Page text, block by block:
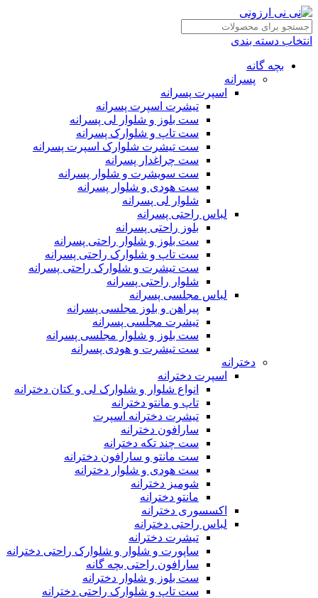
انتخاب دسته بندی
بچه گانه
پسرانه
اسپرت پسرانه
تیشرت اسپرت پسرانه
ست بلوز و شلوار لی پسرانه
ست تاپ و شلوارک پسرانه
ست تیشرت شلوارک اسپرت پسرانه
ست چراغدار پسرانه
ست سویشرت و شلوار پسرانه
ست هودی و شلوار پسرانه
شلوار لی پسرانه
لباس راحتی پسرانه
بلوز راحتی پسرانه
ست بلوز و شلوار راحتی پسرانه
ست تاپ و شلوارک راحتی پسرانه
ست تیشرت و شلوارک راحتی پسرانه
شلوار راحتی پسرانه
لباس مجلسی پسرانه
پیراهن و بلوز مجلسی پسرانه
تیشرت مجلسی پسرانه
ست بلوز و شلوار مجلسی پسرانه
ست تیشرت و هودی پسرانه
دخترانه
اسپرت دخترانه
انواع شلوار و شلوارک لی و کتان دخترانه
تاپ و مانتو دخترانه
تیشرت دخترانه اسپرت
سارافون دخترانه
ست چند تکه دخترانه
ست مانتو و سارافون دخترانه
ست هودی و شلوار دخترانه
شومیز دخترانه
مانتو دخترانه
اکسسوری دخترانه
لباس راحتی دخترانه
تیشرت دخترانه
ساپورت و شلوار و شلوارک راحتی دخترانه
سارافون راحتی بچه گانه
ست بلوز و شلوار دخترانه
ست تاپ و شلوارک راحتی دخترانه